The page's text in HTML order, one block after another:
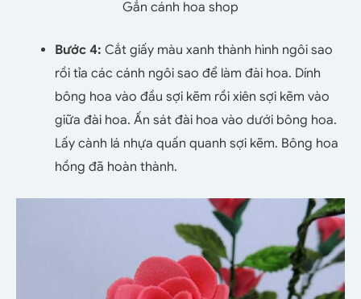
Gắn cánh hoa shop
Bước 4: Cắt giấy màu xanh thành hình ngôi sao
rồi tỉa các cánh ngôi sao để làm đài hoa. Dính
bông hoa vào đầu sợi kẽm rồi xiên sợi kẽm vào
giữa đài hoa. Ấn sát đài hoa vào dưới bông hoa.
Lấy cành lá nhựa quấn quanh sợi kẽm. Bông hoa
hồng đã hoàn thành.